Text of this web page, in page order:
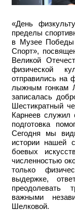
«День
пределы
в Музее Победы
Спорт»,
Великой
физической
отправились на
лыжным гонкам
записалась
Шестикратный
Карнеев служил
подготовка
Сегодня мы
истории нашей
боевых
численностью
только
выдержке,
преодолевать
важными
Шелковой.